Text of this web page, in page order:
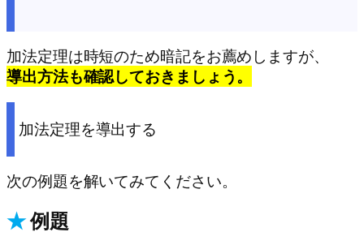
加法定理は時短のため暗記をお薦めしますが、
導出方法も確認しておきましょう。
加法定理を導出する
次の例題を解いてみてください。
★例題